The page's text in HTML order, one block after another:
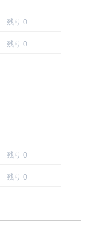
残り 0
残り 0
残り 0
残り 0